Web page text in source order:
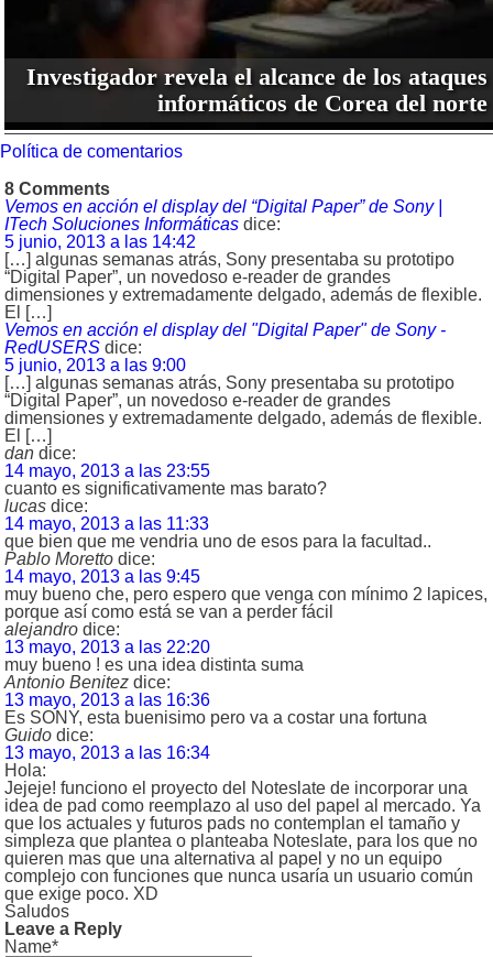
Investigador revela el alcance de los ataques
informáticos de Corea del norte
Política de comentarios
8 Comments
Vemos en acción el display del “Digital Paper” de Sony |
ITech Soluciones Informáticas dice:
5 junio, 2013 a las 14:42
[…] algunas semanas atrás, Sony presentaba su prototipo
“Digital Paper”, un novedoso e-reader de grandes
dimensiones y extremadamente delgado, además de flexible.
El […]
Vemos en acción el display del "Digital Paper" de Sony -
RedUSERS dice:
5 junio, 2013 a las 9:00
[…] algunas semanas atrás, Sony presentaba su prototipo
“Digital Paper”, un novedoso e-reader de grandes
dimensiones y extremadamente delgado, además de flexible.
El […]
dan dice:
14 mayo, 2013 a las 23:55
cuanto es significativamente mas barato?
lucas dice:
14 mayo, 2013 a las 11:33
que bien que me vendria uno de esos para la facultad..
Pablo Moretto dice:
14 mayo, 2013 a las 9:45
muy bueno che, pero espero que venga con mínimo 2 lapices,
porque así como está se van a perder fácil
alejandro dice:
13 mayo, 2013 a las 22:20
muy bueno ! es una idea distinta suma
Antonio Benitez dice:
13 mayo, 2013 a las 16:36
Es SONY, esta buenisimo pero va a costar una fortuna
Guido dice:
13 mayo, 2013 a las 16:34
Hola:
Jejeje! funciono el proyecto del Noteslate de incorporar una
idea de pad como reemplazo al uso del papel al mercado. Ya
que los actuales y futuros pads no contemplan el tamaño y
simpleza que plantea o planteaba Noteslate, para los que no
quieren mas que una alternativa al papel y no un equipo
complejo con funciones que nunca usaría un usuario común
que exige poco. XD
Saludos
Leave a Reply
Name*